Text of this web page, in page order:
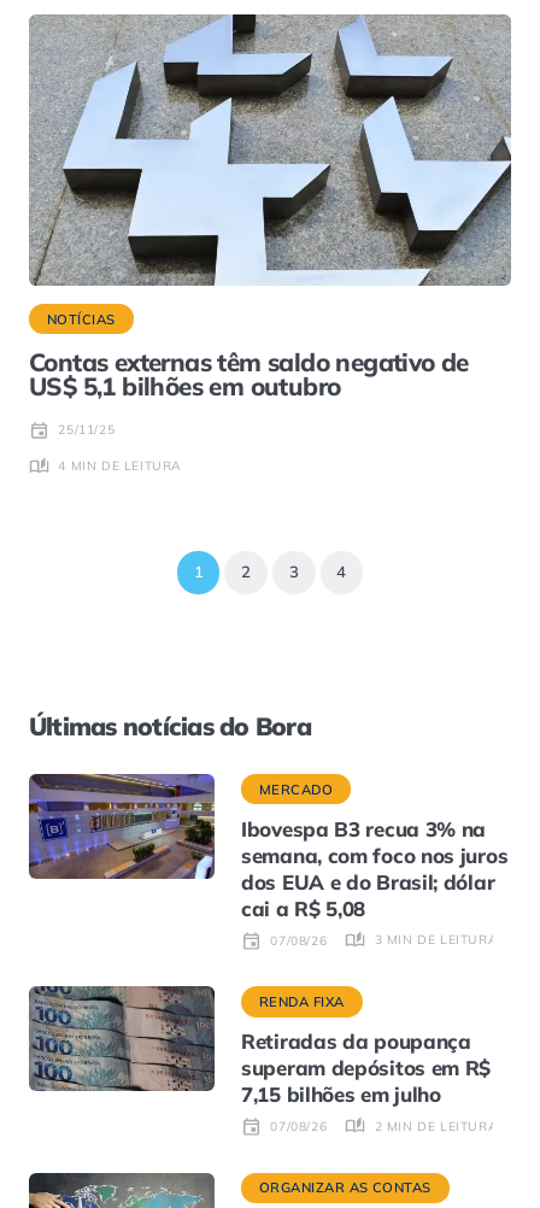
NOTÍCIAS
Contas externas têm saldo negativo de
US$ 5,1 bilhões em outubro
25/11/25
4 MIN DE LEITURA
1 2 3 4
Últimas notícias do Bora
MERCADO
Ibovespa B3 recua 3% na
semana, com foco nos juros
dos EUA e do Brasil; dólar
cai a R$ 5,08
07/08/26 3 MIN DE LEITURA
RENDA FIXA
Retiradas da poupança
superam depósitos em R$
7,15 bilhões em julho
07/08/26 2 MIN DE LEITURA
ORGANIZAR AS CONTAS